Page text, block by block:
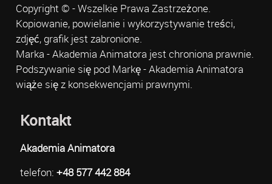
Copyright © - Wszelkie Prawa Zastrzeżone.
Kopiowanie, powielanie i wykorzystywanie treści,
zdjęć, grafik jest zabronione.
Marka - Akademia Animatora jest chroniona prawnie.
Podszywanie się pod Markę - Akademia Animatora
wiąże się z konsekwencjami prawnymi.
Kontakt
Akademia Animatora
telefon: +48 577 442 884